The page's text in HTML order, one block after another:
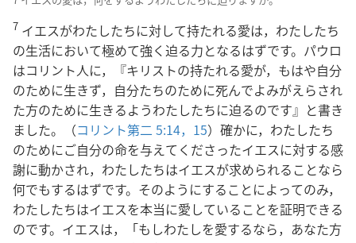
7 イエスがわたしたちに対して持たれる愛は，わたしたち
の生活において極めて強く迫る力となるはずです。パウロ
はコリント人に，『キリストの持たれる愛が，もはや自分
のために生きず，自分たちのために死んでよみがえらされ
た方のために生きるようわたしたちに迫るのです』と書き
ました。（コリント第二 5:14，15）確かに，わたしたち
のためにご自分の命を与えてくださったイエスに対する感
謝に動かされ，わたしたちはイエスが求められることなら
何でもするはずです。そのようにすることによってのみ，
わたしたちはイエスを本当に愛していることを証明できる
のです。イエスは，「もしわたしを愛するなら，あなた方